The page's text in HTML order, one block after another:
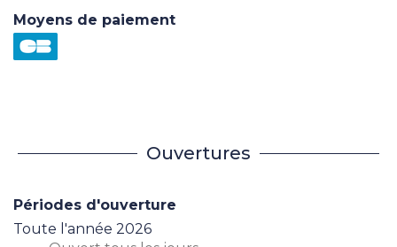
Moyens de paiement
Ouvertures
Périodes d'ouverture
Toute l'année 2026